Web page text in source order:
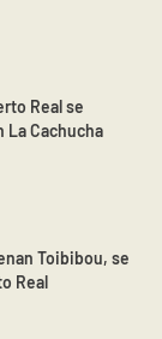
Real se
La Cachucha
Toibibou, se
Real